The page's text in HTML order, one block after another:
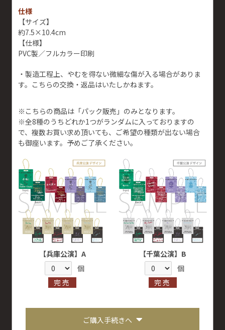
仕様
【サイズ】
約7.5×10.4cm
【仕様】
PVC製／フルカラー印刷
・製造工程上、やむを得ない微細な傷が入る場合がありま
す。こちらの交換・返品はいたしかねます。
※こちらの商品は「パック販売」のみとなります。
※全8種のうちどれか1つがランダムに入っておりますの
で、複数お買い求め頂いても、ご希望の種類が出ない場合
も御座います。予めご了承ください。
【兵庫公演】A
個
完売
【千葉公演】B
個
完売
ご購入手続きへ